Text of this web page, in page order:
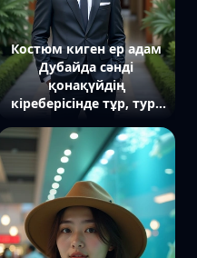
Костюм киген ер адам
Дубайда сәнді
қонақүйдің
кіреберісінде тұр, тура
айналасында жасыл
желек пен сәулет
көрінеді.